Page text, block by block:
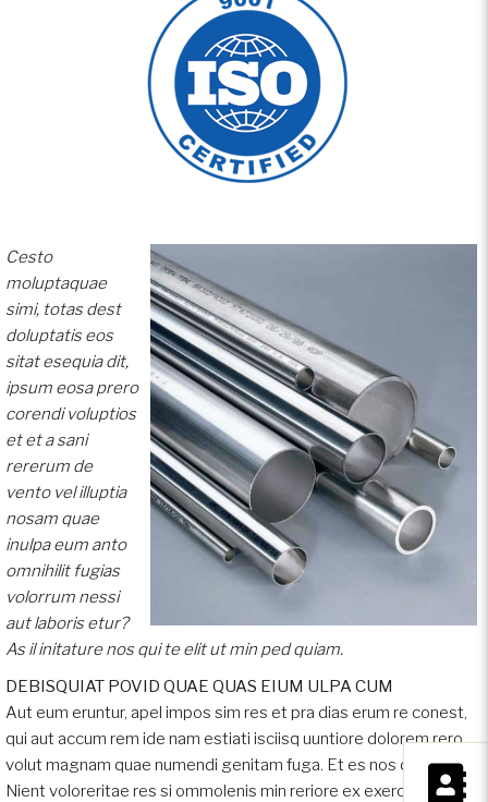
×
Cesto
moluptaquae
simi, totas dest
doluptatis eos
sitat esequia dit,
ipsum eosa prero
corendi voluptios
et et a sani
rererum de
vento vel illuptia
nosam quae
inulpa eum anto
omnihilit fugias
volorrum nessi
aut laboris etur?
As il initature nos qui te elit ut min ped quiam.
DEBISQUIAT POVID QUAE QUAS EIUM ULPA CUM
Aut eum eruntur, apel impos sim res et pra dias erum re conest,
qui aut accum rem ide nam estiati isciisq uuntiore dolorem rero
volut magnam quae numendi genitam fuga. Et es nos dolent.
Nient voloreritae res si ommolenis min reriore ex exerovides a